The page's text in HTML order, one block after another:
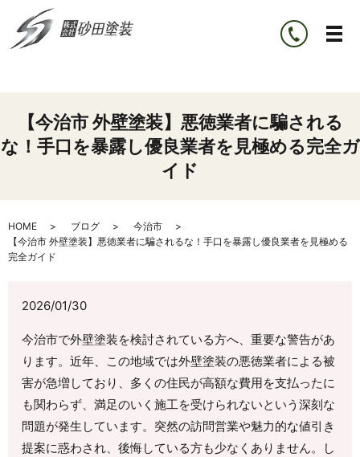
【今治市 外壁塗装】悪徳業者に騙される
な！手口を暴露し優良業者を見極める完全ガ
イド
HOME ブログ
今治市
【今治市 外壁塗装】悪徳業者に騙されるな！手口を暴露し優良業者を見極める
完全ガイド
2026/01/30
今治市で外壁塗装を検討されている方へ、重要な警告があ
ります。近年、この地域では外壁塗装の悪徳業者による被
害が急増しており、多くの住民が高額な費用を支払ったに
も関わらず、満足のいく施工を受けられないという深刻な
問題が発生しています。突然の訪問営業や魅力的な値引き
提案に惑わされ、後悔している方も少なくありません。し